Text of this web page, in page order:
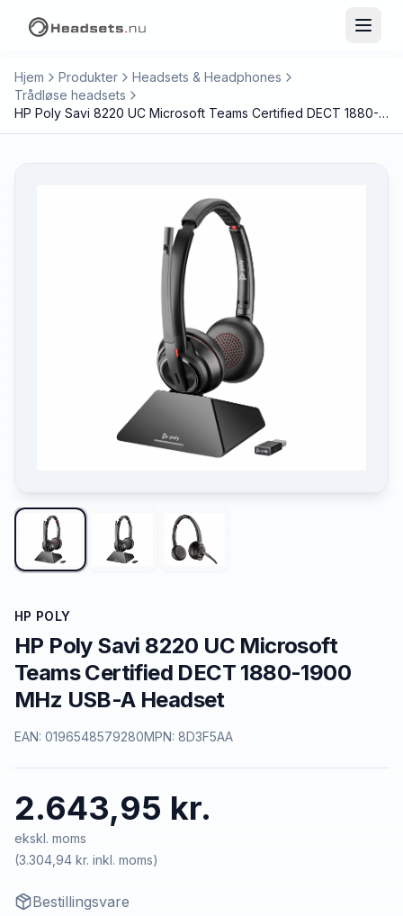
Hjem Produkter
Headsets & Headphones
Trådløse headsets
HP Poly Savi 8220 UC Microsoft Teams Certified DECT 1880-1900 MHz USB-A Headset
HP POLY
HP Poly Savi 8220 UC Microsoft
Teams Certified DECT 1880-1900
MHz USB-A Headset
EAN: 0196548579280MPN: 8D3F5AA
2.643,95 kr.
ekskl. moms
(3.304,94 kr. inkl. moms)
Bestillingsvare